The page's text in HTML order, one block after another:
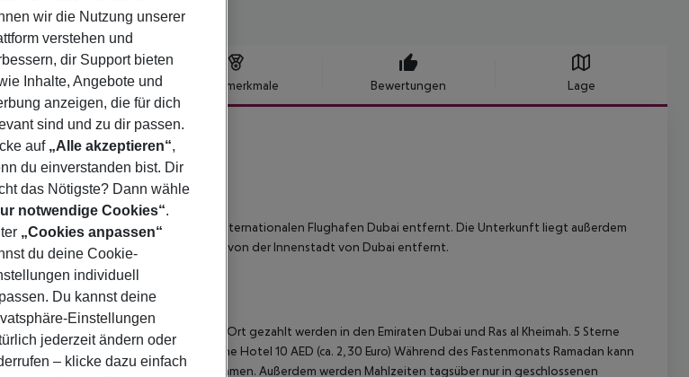
Hotelbeschreibung Hotelmerkmale Bewertungen Lage
der Expo City Dubai und 56 km vom internationalen Flughafen Dubai entfernt. Die Unterkunft liegt außerdem
27 km vom Dubai Autodrome und 38 km von der Innenstadt von Dubai entfernt.
Zimmer pro Nacht an und müssen vor Ort gezahlt werden in den Emiraten Dubai und Ras al Kheimah. 5 Sterne
Hotel 15 AED (ca. 3,50 Euro); 3 Sterne Hotel 10 AED (ca. 2,30 Euro) Während des Fastenmonats Ramadan kann
z.B. im Alkoholausschank kommen. Außerdem werden Mahlzeiten tagsüber nur in geschlossenen
wir die Nutzung unserer
verstehen und
dir Support bieten
Inhalte, Angebote und
anzeigen, die für dich
sind und zu dir passen.
auf „Alle akzeptieren“,
du einverstanden bist. Dir
das Nötigste? Dann wähle
notwendige Cookies“.
„Cookies anpassen“
du deine Cookie-
individuell
Du kannst deine
Einstellungen
jederzeit ändern oder
– klicke dazu einfach